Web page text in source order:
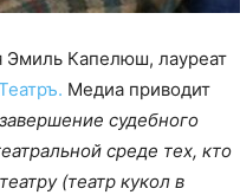
Эмиль Капелюш, лауреат
Медиа приводит
судебного
среде тех, кто
(театр кукол в